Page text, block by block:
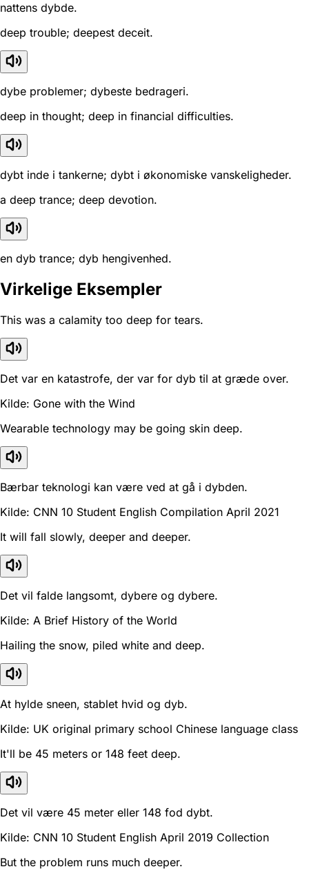
nattens dybde.
deep trouble; deepest deceit.
dybe problemer; dybeste bedrageri.
deep in thought; deep in financial difficulties.
dybt inde i tankerne; dybt i økonomiske vanskeligheder.
a deep trance; deep devotion.
en dyb trance; dyb hengivenhed.
Virkelige Eksempler
This was a calamity too deep for tears.
Det var en katastrofe, der var for dyb til at græde over.
Kilde: Gone with the Wind
Wearable technology may be going skin deep.
Bærbar teknologi kan være ved at gå i dybden.
Kilde: CNN 10 Student English Compilation April 2021
It will fall slowly, deeper and deeper.
Det vil falde langsomt, dybere og dybere.
Kilde: A Brief History of the World
Hailing the snow, piled white and deep.
At hylde sneen, stablet hvid og dyb.
Kilde: UK original primary school Chinese language class
It'll be 45 meters or 148 feet deep.
Det vil være 45 meter eller 148 fod dybt.
Kilde: CNN 10 Student English April 2019 Collection
But the problem runs much deeper.